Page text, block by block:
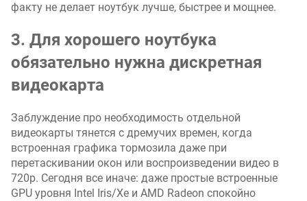
факту не делает ноутбук лучше, быстрее и мощнее.
3. Для хорошего ноутбука
обязательно нужна дискретная
видеокарта
Заблуждение про необходимость отдельной
видеокарты тянется с дремучих времен, когда
встроенная графика тормозила даже при
перетаскивании окон или воспроизведении видео в
720p. Сегодня все иначе: даже простые встроенные
GPU уровня Intel Iris/Xe и AMD Radeon спокойно